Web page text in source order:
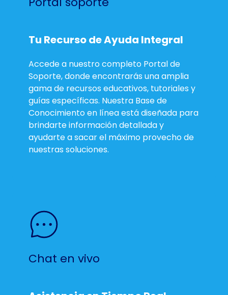
Tu Recurso de Ayuda Integral
Accede a nuestro completo Portal de
Soporte, donde encontrarás una amplia
gama de recursos educativos, tutoriales y
guías específicas. Nuestra Base de
Conocimiento en línea está diseñada para
brindarte información detallada y
ayudarte a sacar el máximo provecho de
nuestras soluciones.
Chat en vivo